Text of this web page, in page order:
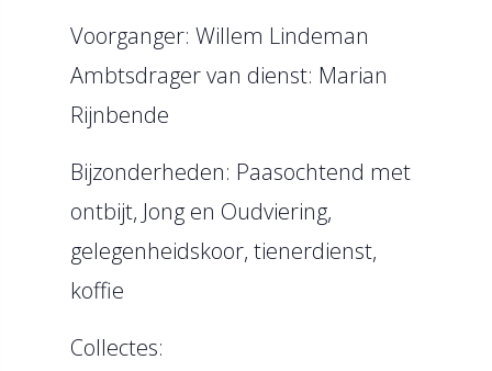
Voorganger: Willem Lindeman
Ambtsdrager van dienst: Marian
Rijnbende
Bijzonderheden: Paasochtend met
ontbijt, Jong en Oudviering,
gelegenheidskoor, tienerdienst,
koffie
Collectes: